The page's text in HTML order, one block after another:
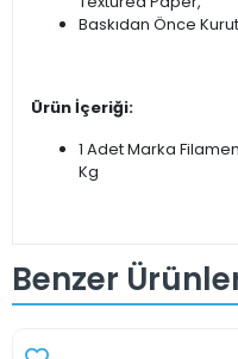
Baskıdan Önce
Ürün İçeriği:
1 Adet Marka
Kg
Benzer